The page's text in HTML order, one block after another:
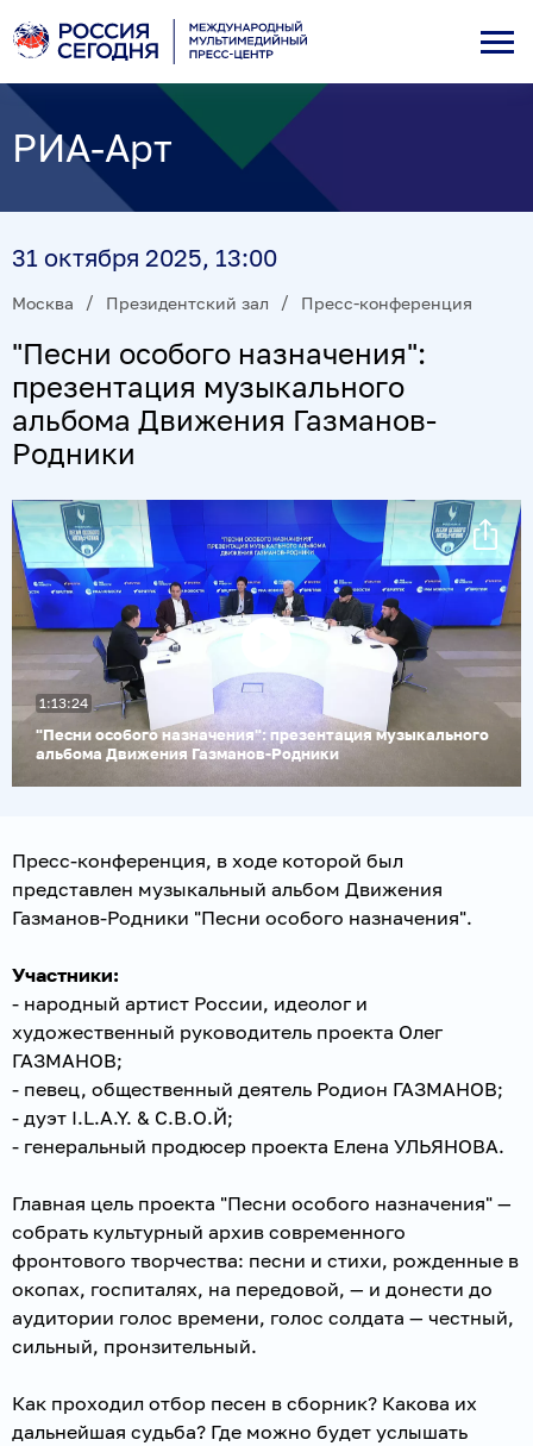
РИА-Арт
31 октября 2025, 13:00
Москва Президентский зал Пресс-конференция
"Песни особого назначения":
презентация музыкального
альбома Движения Газманов-
Родники
Воспроизвести
"Песни особого назначения": презентация музыкального
альбома Движения Газманов-Родники
1:13:24
Пресс-конференция, в ходе которой был
представлен музыкальный альбом Движения
Газманов-Родники "Песни особого назначения".
Участники:
- народный артист России, идеолог и
художественный руководитель проекта Олег
ГАЗМАНОВ;
- певец, общественный деятель Родион ГАЗМАНОВ;
- дуэт I.L.A.Y. & С.В.О.Й;
- генеральный продюсер проекта Елена УЛЬЯНОВА.
Главная цель проекта "Песни особого назначения" —
собрать культурный архив современного
фронтового творчества: песни и стихи, рожденные в
окопах, госпиталях, на передовой, — и донести до
аудитории голос времени, голос солдата — честный,
сильный, пронзительный.
Как проходил отбор песен в сборник? Какова их
дальнейшая судьба? Где можно будет услышать